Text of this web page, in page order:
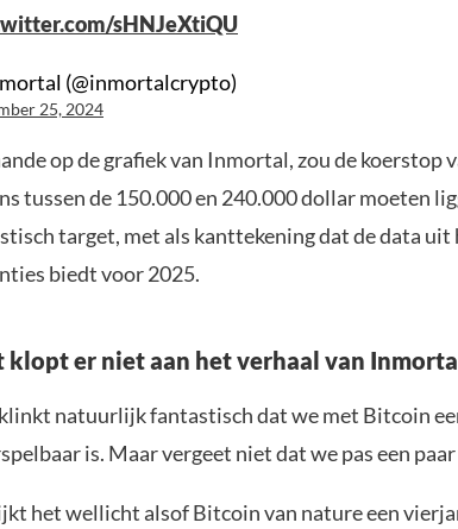
sHNJeXtiQU
(@inmortalcrypto)
25, 2024
op de grafiek van Inmortal, zou de koerstop
tussen de 150.000 en 240.000 dollar moeten
target, met als kanttekening dat de data uit
biedt voor 2025.
klopt er niet aan het verhaal van
natuurlijk fantastisch dat we met Bitcoin
is. Maar vergeet niet dat we pas een
het wellicht alsof Bitcoin van nature een